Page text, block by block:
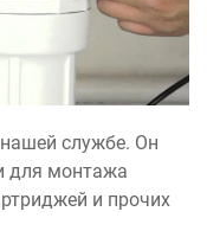
службе. Он
для монтажа
и прочих